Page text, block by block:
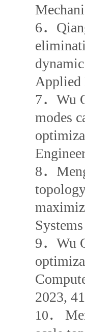
6．
Applied
7． Wu
modes
8．
9． Wu
2023,
10．